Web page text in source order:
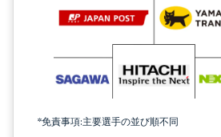
*免責事項:主要選手の並び順不同